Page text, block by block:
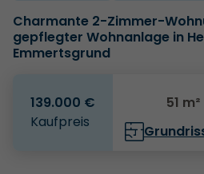
Charmante 2-Zimmer-
gepflegter Wohnanlage in
Emmertsgrund
139.000 €
Kaufpreis
51 m²